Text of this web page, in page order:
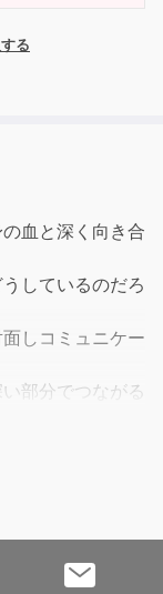
る
血と深く向き合
しているのだろ
しコミュニケー
部分でつながる